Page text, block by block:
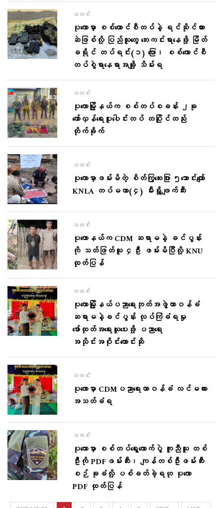
သတင်း
ပုလောမှာ စစ်ကောင်စီတပ်နဲ့ ရင်ဆိုင်ထား
ဆဲဖြစ်လို့ ပြည်သူတွေ ဘေးကင်းရာနေဖို့ မြိတ်
ခရိုင် တပ်ရင်း(၁) ပြော၊ စစ်ကောင်စီ
တပ်စွဲရာနေရာအချို့ သိမ်းရ
သတင်း
ပုလောမြို့နယ်က စစ်တပ်စခန်း ၂ခု
တော်လှန်ရေးပူးပေါင်းတပ် တပြိုင်တည်း
တိုက်ခိုက်
သတင်း
ပုလောမှာဖမ်းမိတဲ့ စိတ်ကြွဆေးပြား ၅သောင်းကျော်
KNLA တပ်မဟာ(၄) မီးရှို့ဖျက်ဆီး
သတင်း
ပုလောနယ်က CDM ဆရာမနဲ့ ခင်ပွန်း
ကို သတ်ဖြတ်သူ ၄ဦး ဖမ်းမိပြီလို့ KNU
ထုတ်ပြန်
သတင်း
ပုလောမြို့နယ်ပညာရေးဘုတ်အဖွဲ့တာဝန်ခံ
ဆရာမနဲ့ခင်ပွန်း လုပ်ကြံခံရမှု
ဖော်ထုတ်အရေးယူပေးဖို့ ပညာရေး
အသိုင်းအဝိုင်းတောင်းဆို
သတင်း
ပုလောမှာ CDMပညာရေးတာဝန်ခံ လင်မယား
အသတ်ခံရ
သတင်း
ပုလောမှာ စစ်တပ်ရွေးကောက်ပွဲ ကူညီသူ တစ်
ဦးကို PDFဖမ်းဆီး၊ ကျန်တစ်ဦးဖမ်းဆီး
စဉ် ခုခံလို့ ပစ်ခတ်ခဲ့ရဟု ပုလော
PDF ထုတ်ပြန်